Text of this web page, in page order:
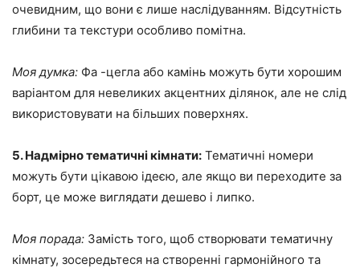
очевидним, що вони є лише наслідуванням. Відсутність
глибини та текстури особливо помітна.
Моя думка: Фа -цегла або камінь можуть бути хорошим
варіантом для невеликих акцентних ділянок, але не слід
використовувати на більших поверхнях.
5. Надмірно тематичні кімнати: Тематичні номери
можуть бути цікавою ідеєю, але якщо ви переходите за
борт, це може виглядати дешево і липко.
Моя порада: Замість того, щоб створювати тематичну
кімнату, зосередьтеся на створенні гармонійного та